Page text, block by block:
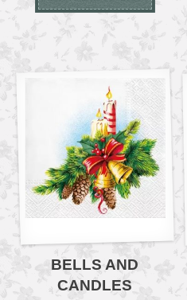
BELLS AND
CANDLES